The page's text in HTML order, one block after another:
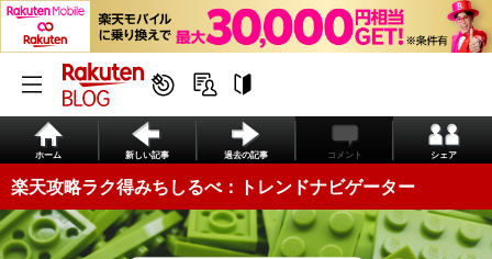
ホーム 新しい記事 過去の記事 コメント シェア
楽天攻略ラク得みちしるべ：トレンドナビゲーター